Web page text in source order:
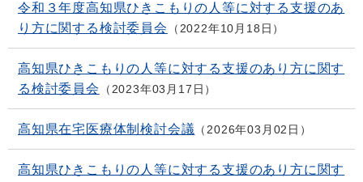
令和３年度高知県ひきこもりの人等に対する支援のあ
り方に関する検討委員会
2022年10月18日
高知県ひきこもりの人等に対する支援のあり方に関す
る検討委員会
2023年03月17日
高知県在宅医療体制検討会議 2026年03月02日
高知県ひきこもりの人等に対する支援のあり方に関す